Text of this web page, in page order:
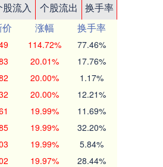
股流入 个股流出
换手率
涨幅
换手率
114.72% 77.46%
20.01% 17.76%
20.00% 1.17%
20.00% 12.21%
19.99% 11.69%
19.99% 32.20%
19.99% 5.84%
19.97% 28.44%